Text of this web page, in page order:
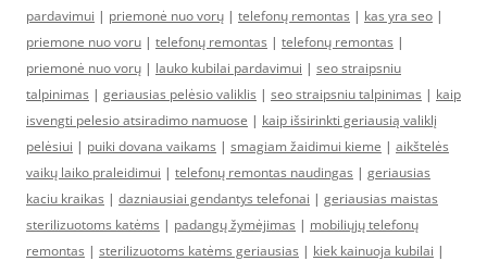
pardavimui | priemonė nuo vorų | telefonų remontas | kas yra seo |
priemone nuo voru | telefonų remontas | telefonų remontas |
priemonė nuo vorų | lauko kubilai pardavimui | seo straipsniu
talpinimas | geriausias pelėsio valiklis | seo straipsniu talpinimas | kaip
isvengti pelesio atsiradimo namuose | kaip išsirinkti geriausią valiklį
pelėsiui | puiki dovana vaikams | smagiam žaidimui kieme | aikštelės
vaikų laiko praleidimui | telefonų remontas naudingas | geriausias
kaciu kraikas | dazniausiai gendantys telefonai | geriausias maistas
sterilizuotoms katėms | padangų žymėjimas | mobiliųjų telefonų
remontas | sterilizuotoms katėms geriausias | kiek kainuoja kubilai |